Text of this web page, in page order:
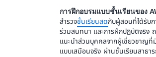
การฝึกอบรมแบบชั้นเรียนของ
สำรวจชั้นเรียนสดกับผู้สอนที่ได้รับก
ร่วมสนทนา และการฝึกปฏิบัติจริง
แนะนำส่วนบุคคลจากผู้เชี่ยวชาญที่
แบบเสมือนจริง ผ่านชั้นเรียนสาธ